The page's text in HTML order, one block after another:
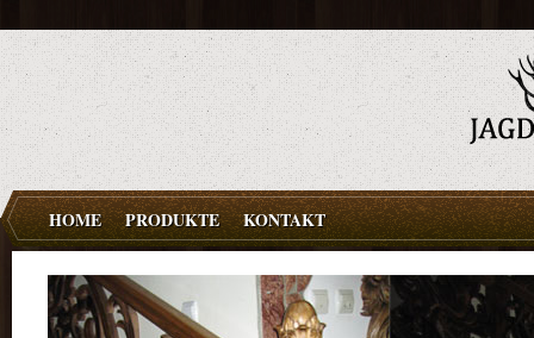
HOME PRODUKTE KONTAKT